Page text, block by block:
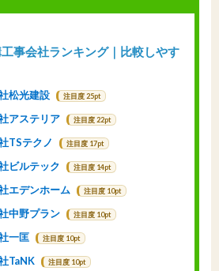
事会社ランキング｜比較しやす
松光建設 注目度 25pt
アステリア 注目度 22pt
TSテクノ 注目度 17pt
ビルテック 注目度 14pt
エデンホーム 注目度 10pt
中野プラン 注目度 10pt
一匡 注目度 10pt
TaNK 注目度 10pt